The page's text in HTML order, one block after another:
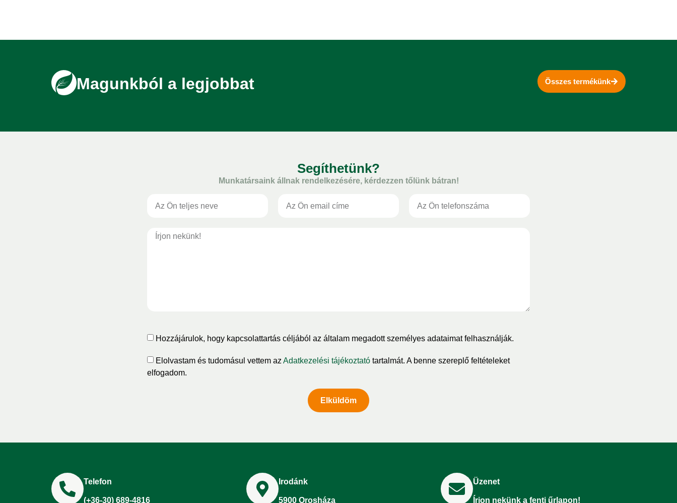
Magunkból a legjobbat Összes termékünk
Segíthetünk?
Munkatársaink állnak rendelkezésére, kérdezzen tőlünk bátran!
Hozzájárulok, hogy kapcsolattartás céljából az általam megadott személyes adataimat felhasználják.
Elolvastam és tudomásul vettem az Adatkezelési tájékoztató tartalmát. A benne szereplő feltételeket
elfogadom.
Elküldöm
Telefon
(+36-30) 689-4816
Irodánk
5900 Orosháza
Üzenet
Írjon nekünk a fenti űrlapon!